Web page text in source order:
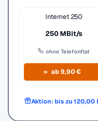
Internet 250
250 MBit/s
ohne Telefonflat
ab 9,90 €
Aktion: bis zu 120,00